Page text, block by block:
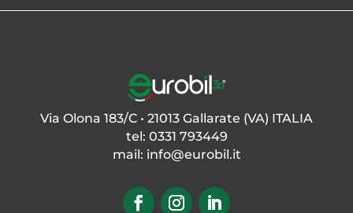
Via Olona 183/C • 21013 Gallarate (VA) ITALIA
tel: 0331 793449
mail: info@eurobil.it